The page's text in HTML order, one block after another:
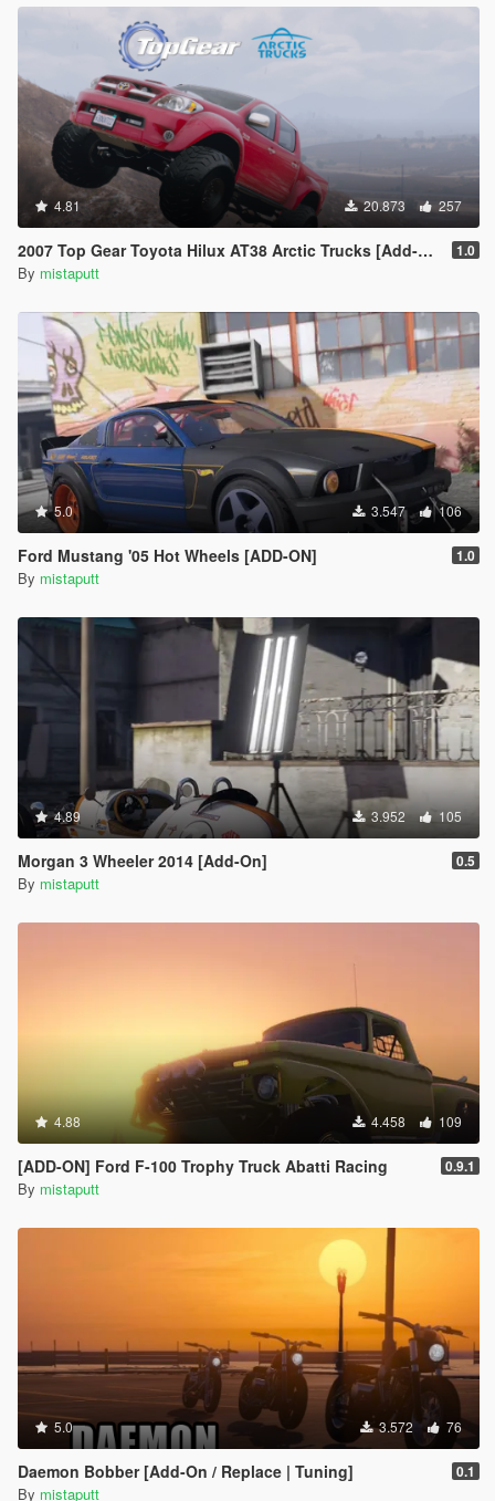
4.81 20.873 257
2007 Top Gear Toyota Hilux AT38 Arctic Trucks [Add-On / Tuning] 1.0
By mistaputt
5.0 3.547 106
Ford Mustang '05 Hot Wheels [ADD-ON] 1.0
By mistaputt
4.89 3.952 105
Morgan 3 Wheeler 2014 [Add-On] 0.5
By mistaputt
4.88 4.458 109
[ADD-ON] Ford F-100 Trophy Truck Abatti Racing 0.9.1
By mistaputt
5.0 3.572 76
Daemon Bobber [Add-On / Replace | Tuning] 0.1
By mistaputt